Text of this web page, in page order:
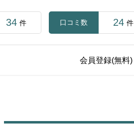
34 件 口コミ数 24 件
会員登録(無料)